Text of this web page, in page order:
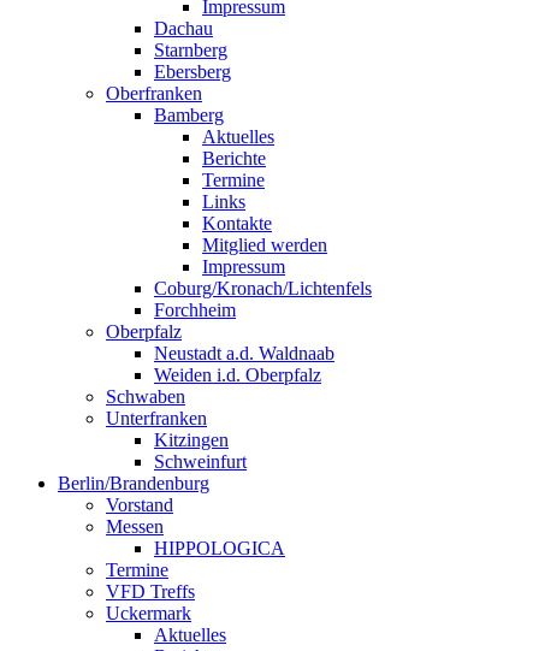
Impressum
Dachau
Starnberg
Ebersberg
Oberfranken
Bamberg
Aktuelles
Berichte
Termine
Links
Kontakte
Mitglied werden
Impressum
Coburg/Kronach/Lichtenfels
Forchheim
Oberpfalz
Neustadt a.d. Waldnaab
Weiden i.d. Oberpfalz
Schwaben
Unterfranken
Kitzingen
Schweinfurt
Berlin/Brandenburg
Vorstand
Messen
HIPPOLOGICA
Termine
VFD Treffs
Uckermark
Aktuelles